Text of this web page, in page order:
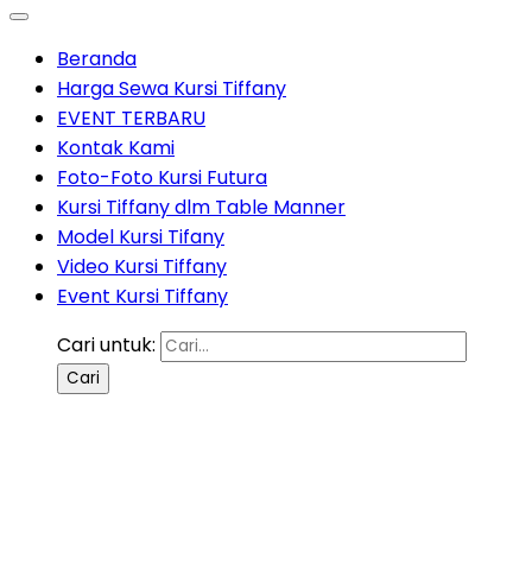
Beranda
Harga Sewa Kursi Tiffany
EVENT TERBARU
Kontak Kami
Foto-Foto Kursi Futura
Kursi Tiffany dlm Table Manner
Model Kursi Tifany
Video Kursi Tiffany
Event Kursi Tiffany
Cari untuk: